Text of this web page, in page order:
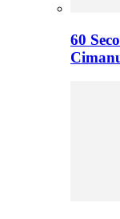
60